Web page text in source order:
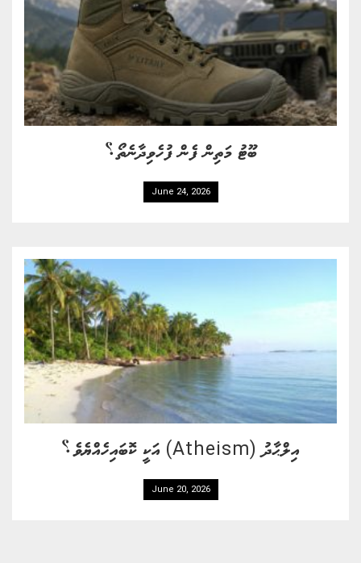
ބޫޓު މަތިން ފެން ފުހެވިދާނެތޯ؟
June 24, 2026
އިލްޙާދު (Atheism) އަކީ ކޮބައިހެއްޔެވެ؟
June 20, 2026